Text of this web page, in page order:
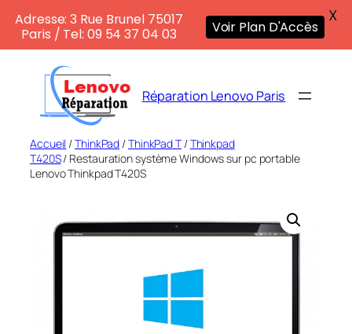
contenu
Réparation Lenovo Paris
Accueil /ThinkPad /ThinkPad T/Thinkpad
T420S/ Restauration système Windows sur pc portable
Lenovo Thinkpad T420S
Adresse: 3 Rue Brunel 75017
Paris / Tel: 09 54 37 04 03
Voir Plan D'Accès
X